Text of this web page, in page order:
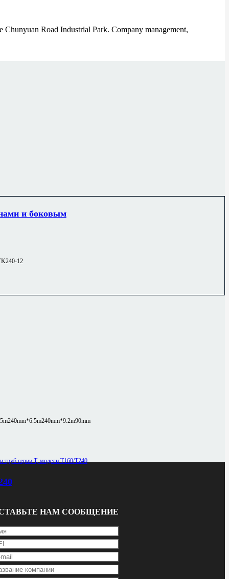
и боковым
12
240mm*6.5m240mm*9.2m90mm
tube: Φ10-Φ240mm, Square
Road Industrial Park. Company management,
НАМ СООБЩЕНИЕ